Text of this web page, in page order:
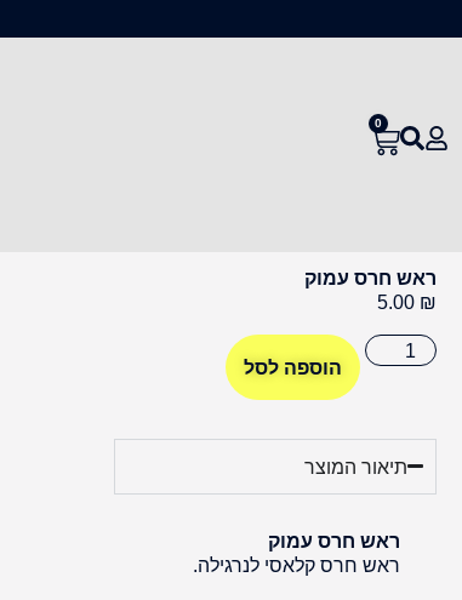
0
ראש חרס עמוק
5.00 ₪
הוספה לסל
תיאור המוצר
ראש חרס עמוק
ראש חרס קלאסי לנרגילה.